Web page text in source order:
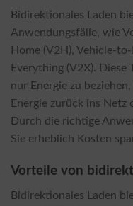
Bidirektionales Laden
Anwendungsfälle, wie
Home (V2H), Vehicle-
Everything (V2X). Diese
nur Energie zu
Energie zurück ins Netz
Durch die richtige
Sie erheblich Kosten
Vorteile von
Bidirektionales Laden